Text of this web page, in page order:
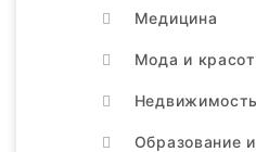
Медицина
Мода и
Недвижимость
Образование